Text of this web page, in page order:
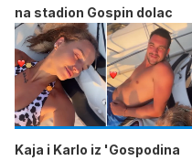
na stadion Gospin dolac
Kaja i Karlo iz 'Gospodina